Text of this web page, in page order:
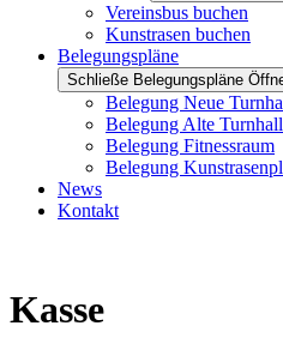
Vereinsbus buchen
Kunstrasen buchen
Belegungspläne
Schließe Belegungspläne
Belegung Neue
Belegung Alte
Belegung Fitnessraum
Belegung
News
Kontakt
Kasse